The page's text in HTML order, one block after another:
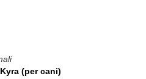
(per cani)